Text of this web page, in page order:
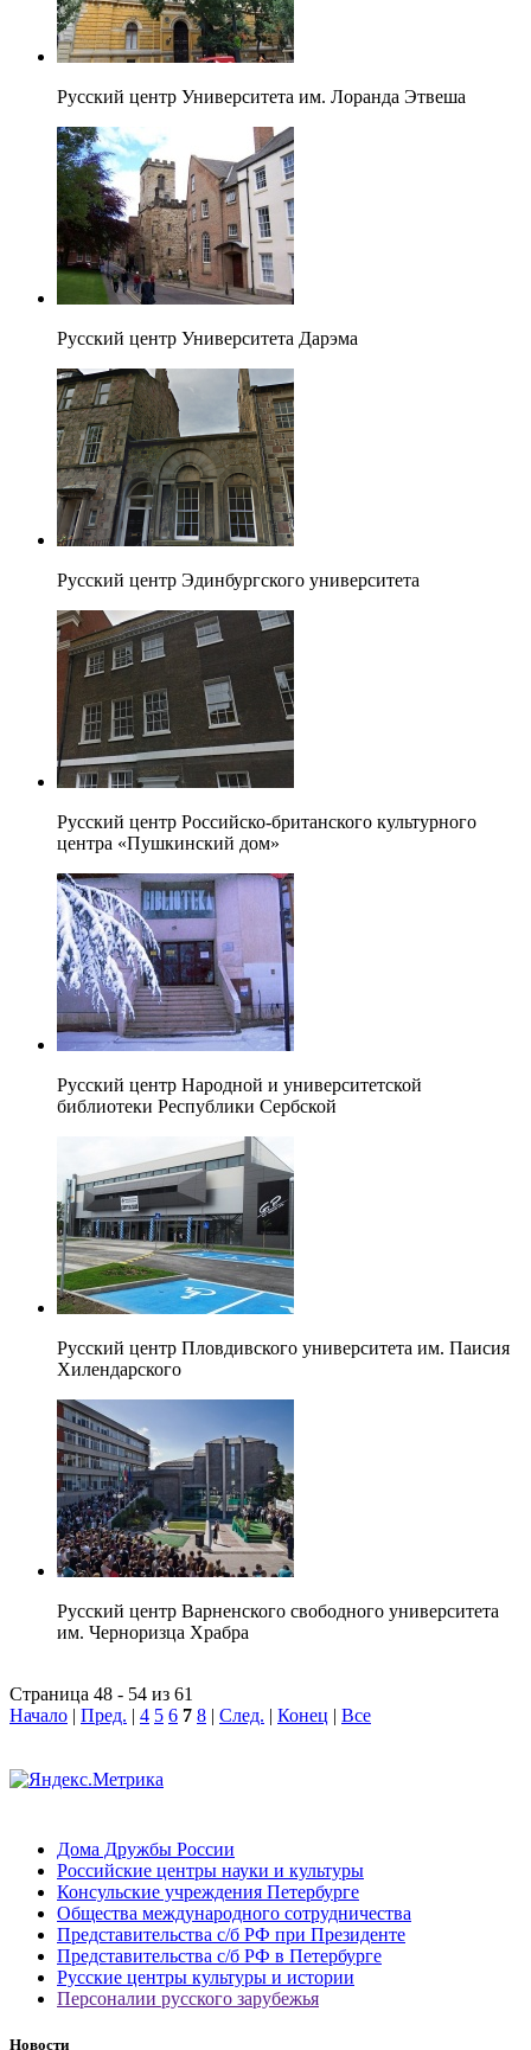
Русский центр Университета им. Лоранда Этвеша
Русский центр Университета Дарэма
Русский центр Эдинбургского университета
Русский центр Российско-британского культурного
центра «Пушкинский дом»
Русский центр Народной и университетской
библиотеки Республики Сербской
Русский центр Пловдивского университета им. Паисия
Хилендарского
Русский центр Варненского свободного университета
им. Черноризца Храбра
Страница 48 - 54 из 61
Начало | Пред. | 4 5 6 7 8 | След. | Конец | Все
Дома Дружбы России
Российские центры науки и культуры
Консульские учреждения Петербурге
Общества международного сотрудничества
Представительства с/б РФ при Президенте
Представительства с/б РФ в Петербурге
Русские центры культуры и истории
Персоналии русского зарубежья
Новости